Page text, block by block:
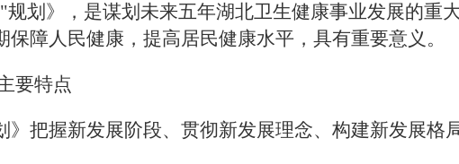
规划》，是谋划未来五年湖北卫生健康事业发展的重
保障人民健康，提高居民健康水平，具有重要意义。
要特点
》把握新发展阶段、贯彻新发展理念、构建新发展格